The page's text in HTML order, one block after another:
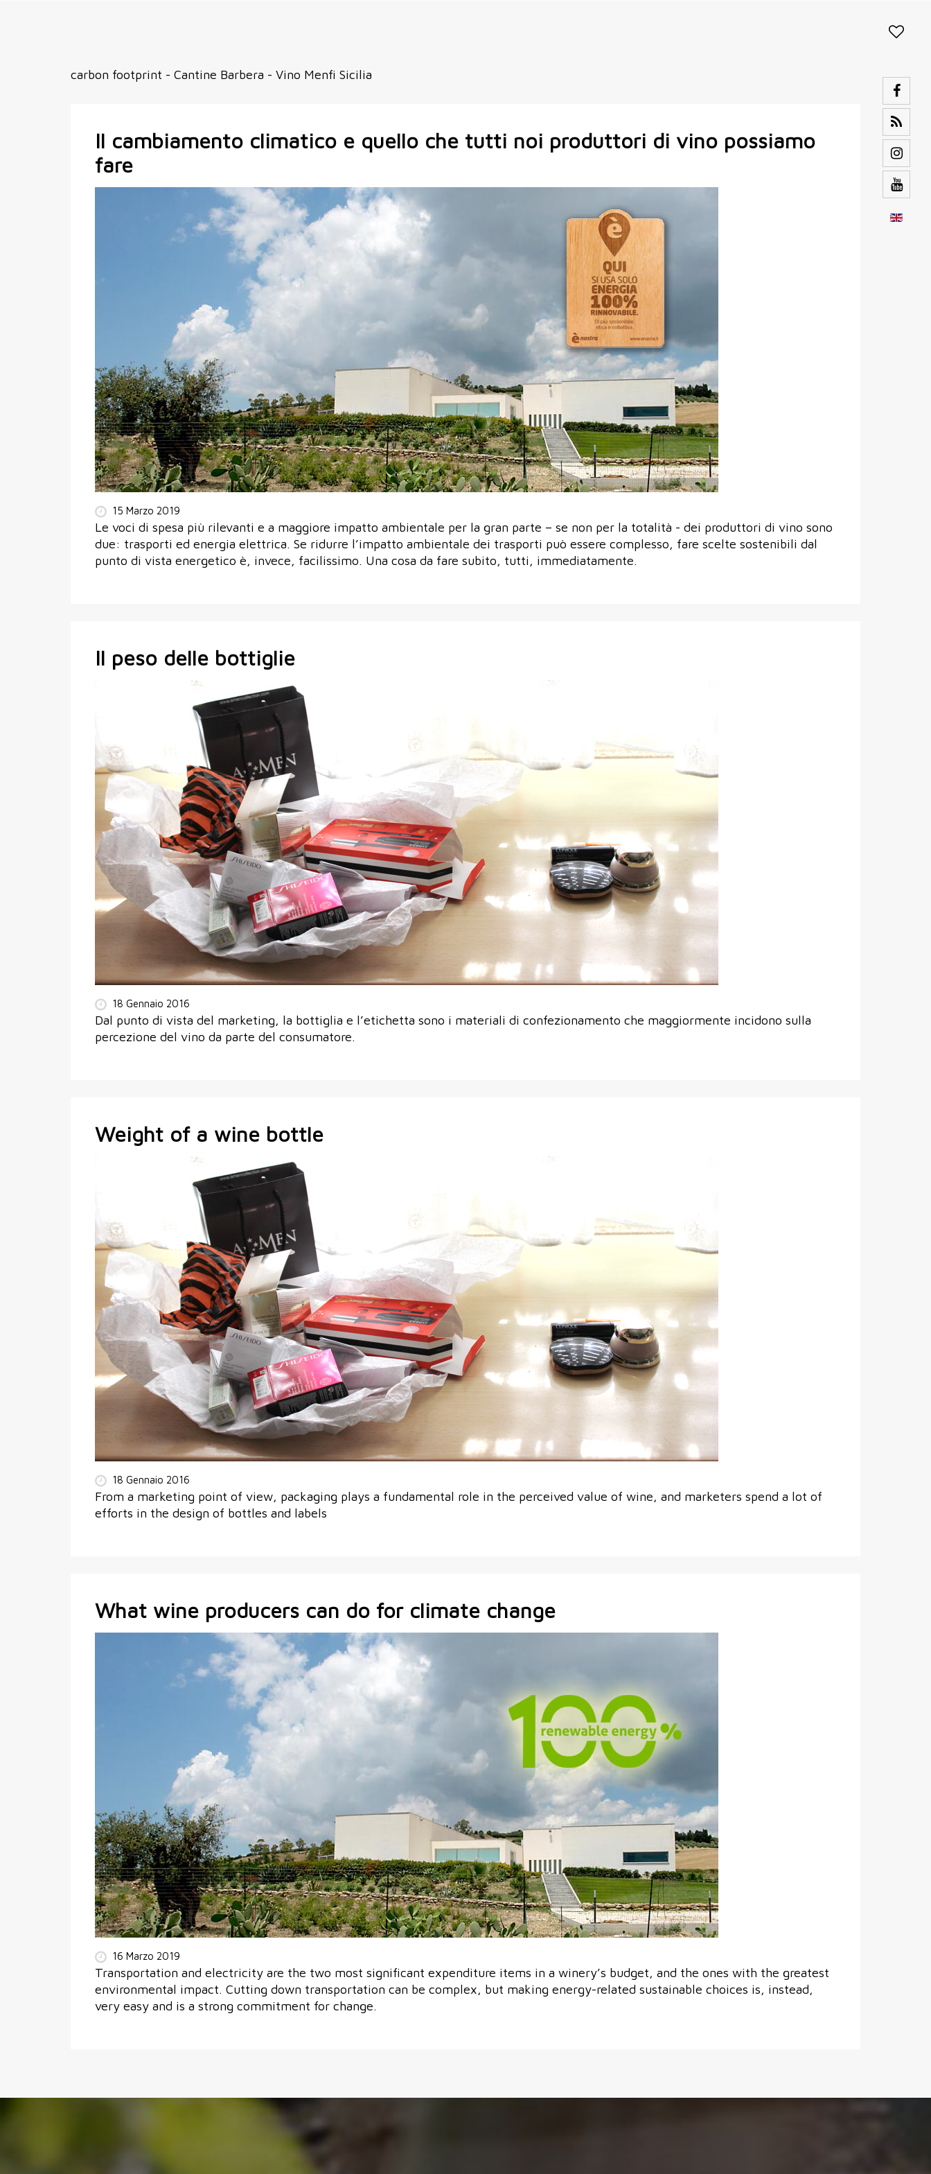
carbon footprint - Cantine Barbera - Vino Menfi Sicilia
Il cambiamento climatico e quello che tutti noi produttori di vino possiamo
fare
15 Marzo 2019
Le voci di spesa più rilevanti e a maggiore impatto ambientale per la gran parte – se non per la totalità - dei produttori di vino sono
due: trasporti ed energia elettrica. Se ridurre l’impatto ambientale dei trasporti può essere complesso, fare scelte sostenibili dal
punto di vista energetico è, invece, facilissimo. Una cosa da fare subito, tutti, immediatamente.
Il peso delle bottiglie
18 Gennaio 2016
Dal punto di vista del marketing, la bottiglia e l’etichetta sono i materiali di confezionamento che maggiormente incidono sulla
percezione del vino da parte del consumatore.
Weight of a wine bottle
18 Gennaio 2016
From a marketing point of view, packaging plays a fundamental role in the perceived value of wine, and marketers spend a lot of
efforts in the design of bottles and labels
What wine producers can do for climate change
16 Marzo 2019
Transportation and electricity are the two most significant expenditure items in a winery’s budget, and the ones with the greatest
environmental impact. Cutting down transportation can be complex, but making energy-related sustainable choices is, instead,
very easy and is a strong commitment for change.